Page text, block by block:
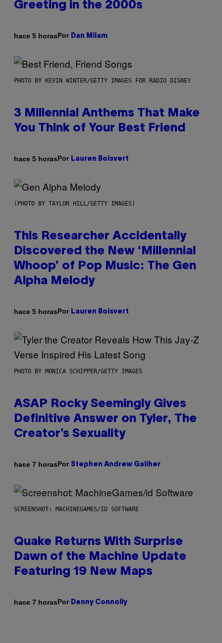
Greeting in the 2000s
hace 5 horasPor Dan Milam
PHOTO BY KEVIN WINTER/GETTY IMAGES FOR RADIO DISNEY
3 Millennial Anthems That Make
You Think of Your Best Friend
hace 5 horasPor Lauren Boisvert
(PHOTO BY TAYLOR HILL/GETTY IMAGES)
This Researcher Accidentally
Discovered the New ‘Millennial
Whoop’ of Pop Music: The Gen
Alpha Melody
hace 5 horasPor Lauren Boisvert
PHOTO BY MONICA SCHIPPER/GETTY IMAGES
ASAP Rocky Seemingly Gives
Definitive Answer on Tyler, The
Creator’s Sexuality
hace 7 horasPor Stephen Andrew Galiher
SCREENSHOT: MACHINEGAMES/ID SOFTWARE
Quake Returns With Surprise
Dawn of the Machine Update
Featuring 19 New Maps
hace 7 horasPor Denny Connolly